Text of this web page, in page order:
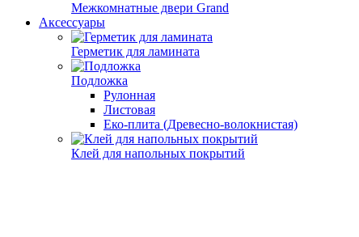
Межкомнатные двери Grand
Аксессуары
Герметик для ламината
Подложка
Рулонная
Листовая
Еко-плита (Древесно-волокнистая)
Клей для напольных покрытий